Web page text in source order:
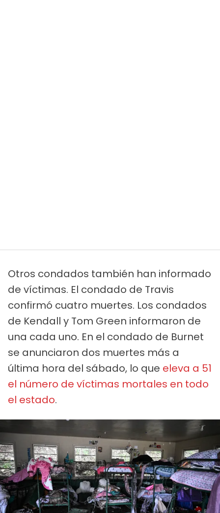
Otros condados también han informado
de víctimas. El condado de Travis
confirmó cuatro muertes. Los condados
de Kendall y Tom Green informaron de
una cada uno. En el condado de Burnet
se anunciaron dos muertes más a
última hora del sábado, lo que eleva a 51
el número de víctimas mortales en todo
el estado.